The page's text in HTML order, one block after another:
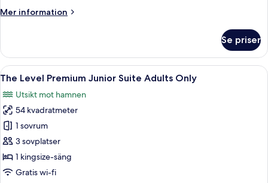
Room
Mer information
Mer
Level
Grand
Premium
Adults
Only
Se priser
Öppna
alla
foton
för
The
Level
Premium
Junior
The Level Premium Junior Suite
13
The Level Premium Junior Suite Adults Only
Utsikt mot hamnen
54 kvadratmeter
1 sovrum
3 sovplatser
1 kingsize-säng
Gratis wi-fi